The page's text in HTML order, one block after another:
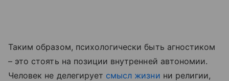
Таким образом, психологически быть агностиком
– это стоять на позиции внутренней автономии.
Человек не делегирует смысл жизни ни религии,